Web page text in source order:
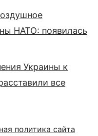
НАТО: появилась
Украины к
все
политика сайта